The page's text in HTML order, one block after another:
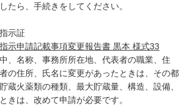
たら、手続きをしてください。
示証
示申請記載事項変更報告書 黒本 様式33
、名称、事務所所在地、代表者の職業、住
の住所、氏名に変更があったときは、その都
蔵火薬類の種類、最大貯蔵量、構造、設備、
きは、改めて申請が必要です。